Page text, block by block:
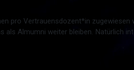
pro Vertrauensdozent*in zugewiesen
als Almumni weiter bleiben. Natürlich